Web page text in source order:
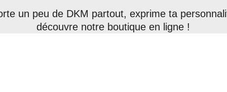
un peu de DKM partout, exprime ta
découvre notre boutique en ligne !